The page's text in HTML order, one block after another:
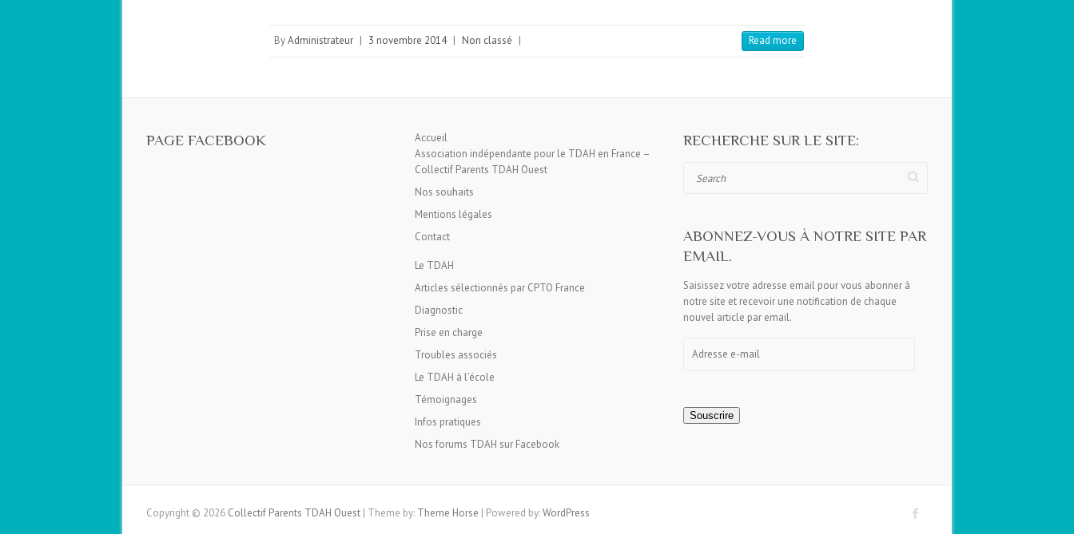
ByAdministrateur | 3 novembre 2014 | Non classé | Read more
PAGE FACEBOOK
Accueil
Association indépendante pour le TDAH en France –
Collectif Parents TDAH Ouest
Nos souhaits
Mentions légales
Contact
Le TDAH
Articles sélectionnés par CPTO France
Diagnostic
Prise en charge
Troubles associés
Le TDAH à l’école
Témoignages
Infos pratiques
Nos forums TDAH sur Facebook
RECHERCHE SUR LE SITE:
ABONNEZ-VOUS À NOTRE SITE PAR
EMAIL.
Saisissez votre adresse email pour vous abonner à
notre site et recevoir une notification de chaque
nouvel article par email.
Souscrire
Copyright © 2026 Collectif Parents TDAH Ouest | Theme by: Theme Horse | Powered by:WordPress